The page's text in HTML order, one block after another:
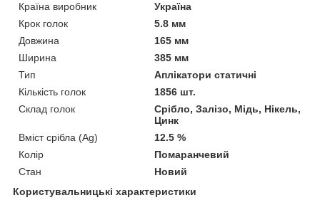
Країна виробник
Україна
Крок голок
5.8 мм
Довжина
165 мм
Ширина
385 мм
Тип
Аплікатори статичні
Кількість голок
1856 шт.
Склад голок
Срібло, Залізо, Мідь, Нікель,
Цинк
Вміст срібла (Ag)
12.5 %
Колір
Помаранчевий
Стан
Новий
Користувальницькі характеристики